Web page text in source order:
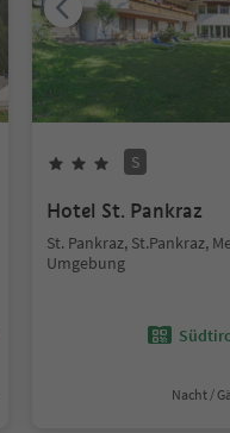
S
Hotel St. Pankraz
St. Pankraz, St.Pankraz,
Umgebung
Nacht /